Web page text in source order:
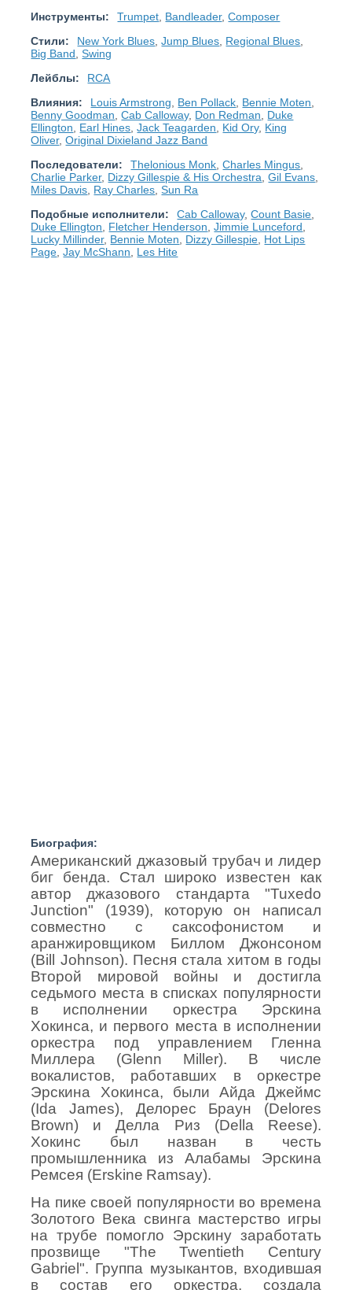
Инструменты:
Trumpet, Bandleader,Composer
Стили:
New York Blues,Jump Blues, Regional Blues,
Big Band,Swing
Лейблы:
RCA
Влияния:
Louis Armstrong, Ben Pollack, Bennie Moten,
Benny Goodman,Cab Calloway, Don Redman, Duke
Ellington, Earl Hines,Jack Teagarden, Kid Ory, King
Oliver,Original Dixieland Jazz Band
Последователи:
Thelonious Monk,Charles Mingus,
Charlie Parker, Dizzy Gillespie & His Orchestra,Gil Evans,
Miles Davis, Ray Charles,Sun Ra
Подобные исполнители:
Cab Calloway,Count Basie,
Duke Ellington, Fletcher Henderson,Jimmie Lunceford,
Lucky Millinder, Bennie Moten, Dizzy Gillespie, Hot Lips
Page,Jay McShann, Les Hite
Биография:
Американский джазовый трубач и лидер
биг бенда. Стал широко известен как
автор джазового стандарта "Tuxedo
Junction" (1939), которую он написал
совместно с саксофонистом и
аранжировщиком Биллом Джонсоном
(Bill Johnson). Песня стала хитом в годы
Второй мировой войны и достигла
седьмого места в списках популярности
в исполнении оркестра Эрскина
Хокинса, и первого места в исполнении
оркестра под управлением Гленна
Миллера (Glenn Miller). В числе
вокалистов, работавших в оркестре
Эрскина Хокинса, были Айда Джеймс
(Ida James), Делорес Браун (Delores
Brown) и Делла Риз (Della Reese).
Хокинс был назван в честь
промышленника из Алабамы Эрскина
Ремсея (Erskine Ramsay).
На пике своей популярности во времена
Золотого Века свинга мастерство игры
на трубе помогло Эрскину заработать
прозвище "The Twentieth Century
Gabriel". Группа музыкантов, входившая
в состав его оркестра, создала